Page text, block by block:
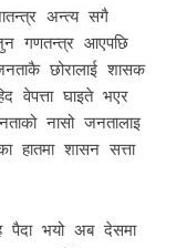
अन्त्य सगै
गणतन्त्र आएपछि
छोरालाई शासक
वेपत्ता घाइते भएर
नासो जनतालाइ
हातमा शासन सत्ता
पैदा भयो अब देसमा